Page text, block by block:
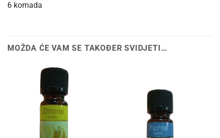
6 komada
MOŽDA ĆE VAM SE TAKOĐER SVIDJETI…